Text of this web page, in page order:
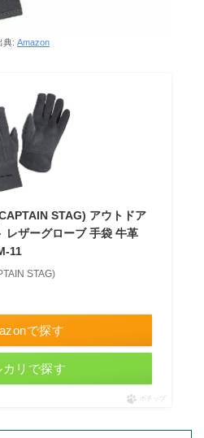
典: Amazon
STAG) アウトドア
レザーグローブ 手袋 牛革
11
STAG)
で探す
カリで探す
ポチップ